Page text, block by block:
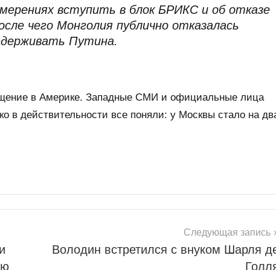
вступить в блок БРИКС и об отказе
чего Монголия публично отказалась
Путина.
в Америке. Западные СМИ и официальные лица
в действительности все поняли: у Москвы стало на
Следующая запись
Володин встретился с внуком Шарля